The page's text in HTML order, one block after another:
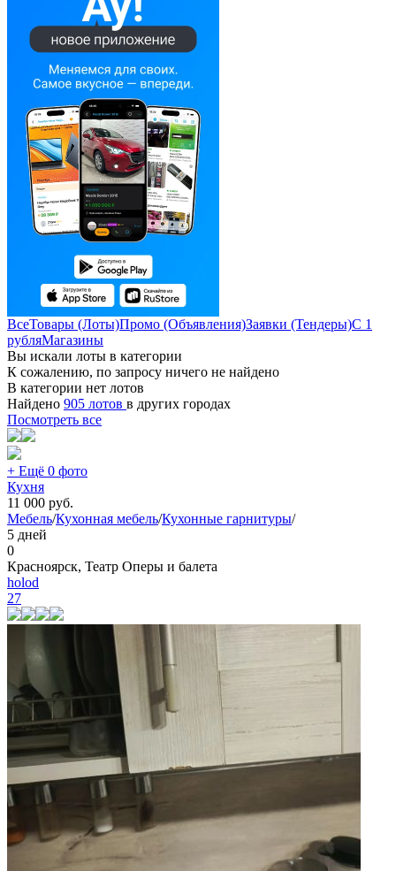
ВсеТовары (Лоты)Промо (Объявления)Заявки (Тендеры)С 1
рубляМагазины
Вы искали лоты в категории
К сожалению, по запросу ничего не найдено
В категории нет лотов
Найдено 905 лотов в других городах
Посмотреть все
+ Ещё 0 фото
Кухня
11 000 руб.
Мебель/Кухонная мебель/Кухонные гарнитуры/
5 дней
0
Красноярск, Театр Оперы и балета
holod
27